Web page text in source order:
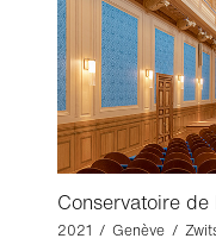
Conservatoire
2021 / Genève /